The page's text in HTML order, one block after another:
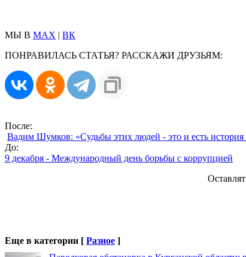
МЫ В MAX | ВК
ПОНРАВИЛАСЬ СТАТЬЯ? РАССКАЖИ ДРУЗЬЯМ:
После:
Вадим Шумков: «Судьбы этих людей - это и есть
До:
9 декабря - Международный день борьбы с коррупцией
Еще в категории [ Разное ]